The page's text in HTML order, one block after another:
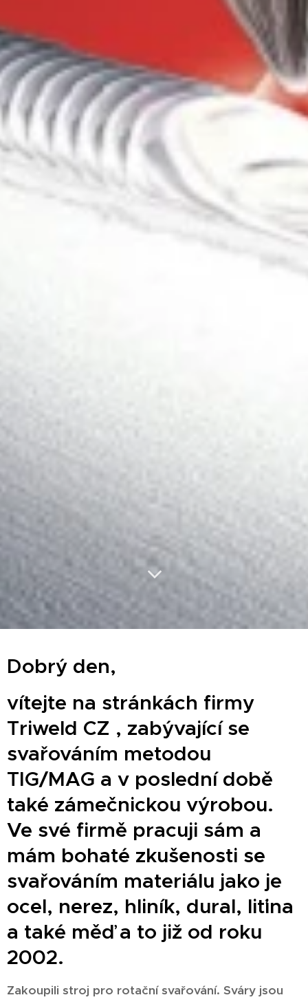
Dobrý den,
vítejte na stránkách firmy
Triweld CZ , zabývající se
svařováním metodou
TIG/MAG a v poslední době
také zámečnickou výrobou.
Ve své firmě pracuji sám a
mám bohaté zkušenosti se
svařováním materiálu jako je
ocel, nerez, hliník, dural, liťina
a také měď a to již od roku
2002.
Zakoupili stroj pro rotační svařování. Sváry jsou